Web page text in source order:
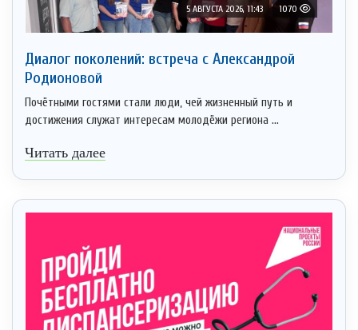
5 АВГУСТА 2026, 11:43 1070
Диалог поколений: встреча с Александрой
Родионовой
Почётными гостями стали люди, чей жизненный путь и
достижения служат интересам молодёжи региона ...
Читать далее